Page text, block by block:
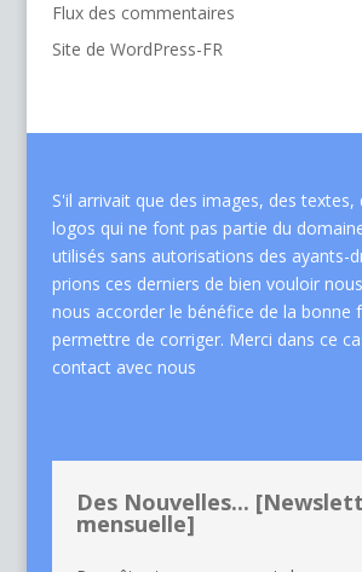
Flux des commentaires
Site de WordPress-FR
S'il arrivait que des images, des textes,
logos qui ne font pas partie du
utilisés sans autorisations des ayants-
prions ces derniers de bien vouloir
nous accorder le bénéfice de la bonne
permettre de corriger. Merci dans ce
contact avec nous
Des Nouvelles...
mensuelle]